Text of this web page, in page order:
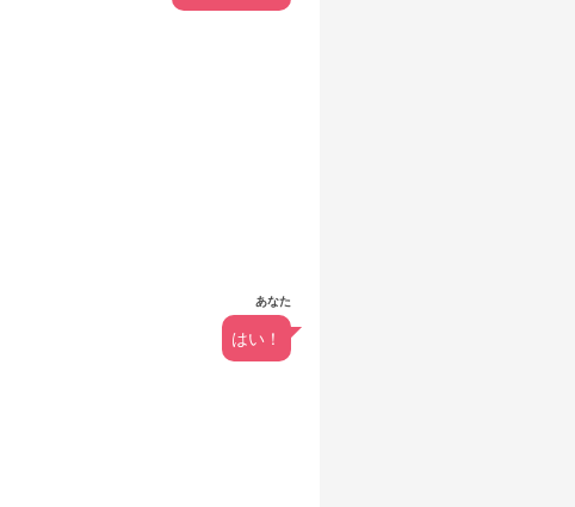
あなた
はい！